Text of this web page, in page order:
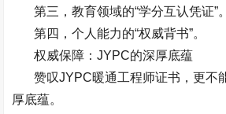
第三，教育领域的“学分互认凭证”。
第四，个人能力的“权威背书”。
权威保障：JYPC的深厚底蕴
赞叹JYPC暖通工程师证书，更不
厚底蕴。